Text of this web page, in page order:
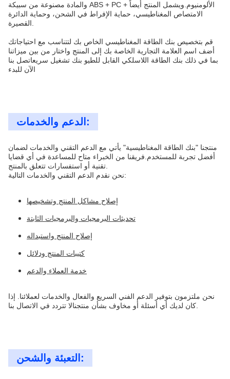
والمادة مصنوعة من سبيكة ABS + PC + الألومنيوم.ويشمل المنتج أيضاً
الامتصاص المغناطيسي، حماية الإفراط في الشحن، وحماية الدائرة
قم بتخصيص بنك الطاقة المغناطيسي الخاص بك لتتناسب مع احتياجاتك
أضف اسم العلامة التجارية الخاصة بك إلى المنتج واختار من بين ميزاتنا
بما في ذلك بنك الطاقة اللاسلكي القابل للطيو بنك تشغيل سريعاتصل بنا
الآن للبدء
الدعم والخدمات:
منتجنا "بنك الطاقة المغناطيسية" يأتي مع الدعم التقني والخدمات لضمان
أفضل تجربة للمستخدم.فريقنا من الخبراء متاح للمساعدة في أي قضايا
نحن نقدم الدعم التقني والخدمات التالية:
إصلاح مشاكل المنتج وتشخيصها
تحديثات البرمجيات والبرمجيات الثابتة
إصلاح المنتج واستبداله
كتيبات المنتج ودلائل
خدمة العملاء والدعم
نحن ملتزمون بتوفير الدعم الفني السريع والفعال والخدمات لعملائنا. إذا
التعبئة والشحن: